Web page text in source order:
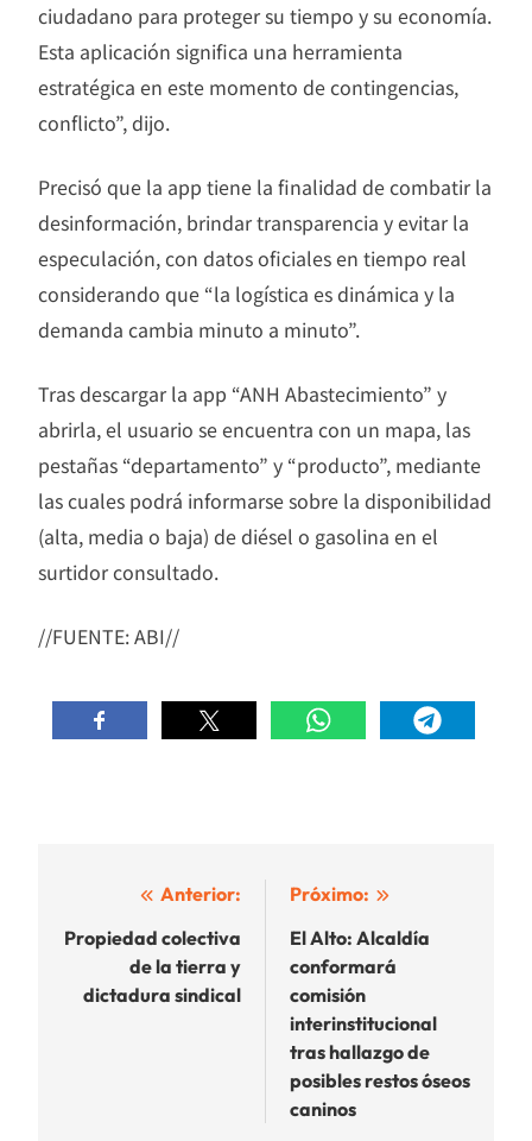
ciudadano para proteger su tiempo y su economía.
Esta aplicación significa una herramienta
estratégica en este momento de contingencias,
conflicto”, dijo.
Precisó que la app tiene la finalidad de combatir la
desinformación, brindar transparencia y evitar la
especulación, con datos oficiales en tiempo real
considerando que “la logística es dinámica y la
demanda cambia minuto a minuto”.
Tras descargar la app “ANH Abastecimiento” y
abrirla, el usuario se encuentra con un mapa, las
pestañas “departamento” y “producto”, mediante
las cuales podrá informarse sobre la disponibilidad
(alta, media o baja) de diésel o gasolina en el
surtidor consultado.
//FUENTE: ABI//
Navegación
de
entradas
Anterior:
Propiedad colectiva
de la tierra y
dictadura sindical
Próximo:
El Alto: Alcaldía
conformará
comisión
interinstitucional
tras hallazgo de
posibles restos óseos
caninos